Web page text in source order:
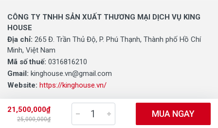
21,500,000₫
25,000,000₫
MUA NGAY
CÔNG TY TNHH SẢN XUẤT THƯƠNG MẠI DỊCH VỤ KING
HOUSE
Địa chỉ: 265 Đ. Trần Thủ Độ, P. Phú Thạnh, Thành phố Hồ Chí
Minh, Việt Nam
Mã số thuế: 0316816210
Gmail: kinghouse.vn@gmail.com
Website: https://kinghouse.vn/
0316816210 - CÔNG TY TNHH SẢN XUẤT THƯƠNG MẠI DỊCH VỤ